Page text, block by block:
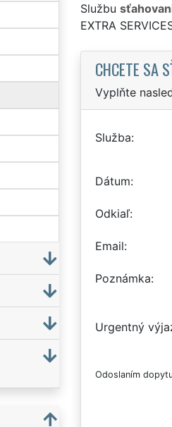
Službu
EXTRA
CHCETE SA
Vyplňte
Služba
Dátum
Odkiaľ
Email
Poznámka
Urgentný
Odoslaním